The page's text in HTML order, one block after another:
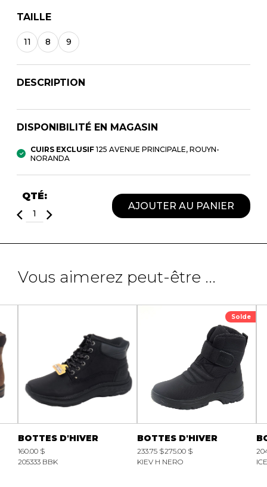
TAILLE
11 8 9
DESCRIPTION
DISPONIBILITÉ EN MAGASIN
CUIRS EXCLUSIF 125 AVENUE PRINCIPALE, ROUYN-
NORANDA
QTÉ:
AJOUTER AU PANIER
Vous aimerez peut-être ...
BOTTES D'HIVER
160.00 $
205333 BBK
Solde
BOTTES D'HIVER
233.75 $275.00 $
KIEV H NERO